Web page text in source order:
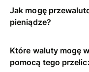
Jak mogę
pieniądze?
Które waluty mogę
pomocą tego